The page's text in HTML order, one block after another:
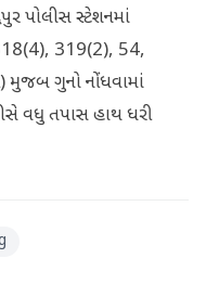
પોલીસ સ્ટેશનમાં
319(2), 54,
ગુનો નોંધવામાં
વધુ તપાસ હાથ ધરી